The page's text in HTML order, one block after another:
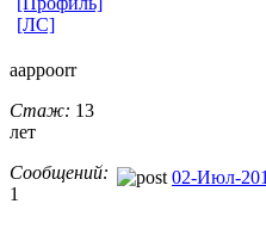
[ЛС]
aappoorr
Стаж: 13
лет
Сообщений:
1
02-Июл-